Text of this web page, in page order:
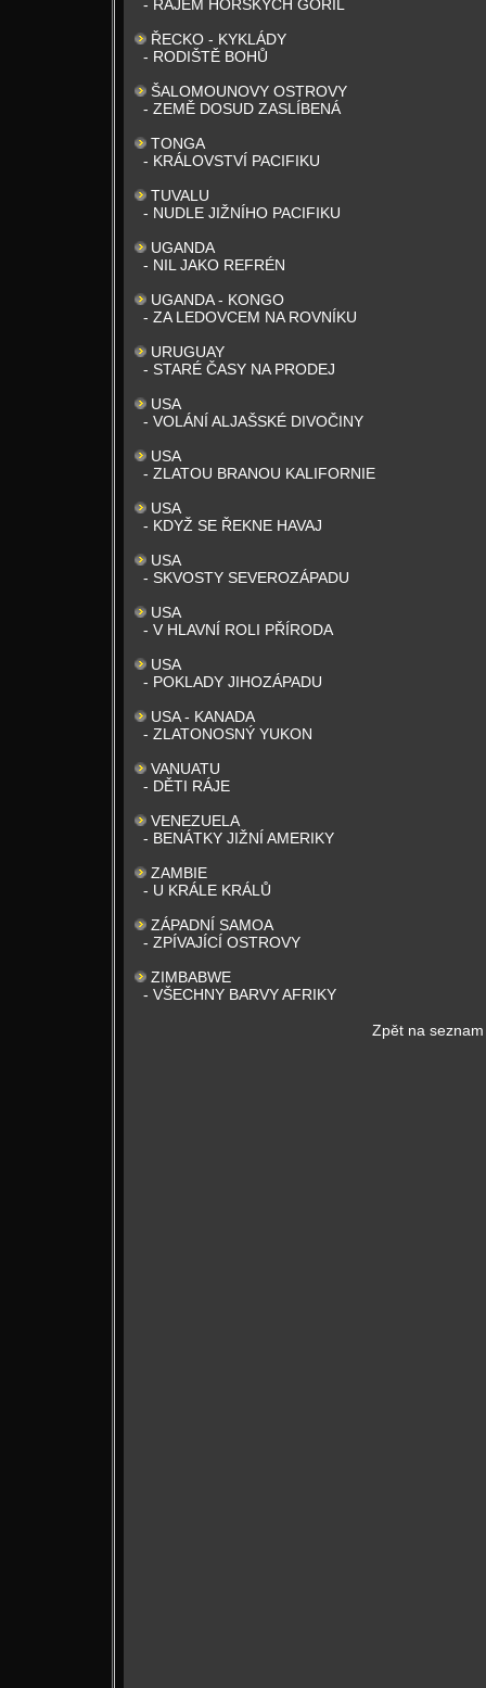
- RÁJEM HORSKÝCH GORIL
ŘECKO - KYKLÁDY
- RODIŠTĚ BOHŮ
ŠALOMOUNOVY OSTROVY
- ZEMĚ DOSUD ZASLÍBENÁ
TONGA
- KRÁLOVSTVÍ PACIFIKU
TUVALU
- NUDLE JIŽNÍHO PACIFIKU
UGANDA
- NIL JAKO REFRÉN
UGANDA - KONGO
- ZA LEDOVCEM NA ROVNÍKU
URUGUAY
- STARÉ ČASY NA PRODEJ
USA
- VOLÁNÍ ALJAŠSKÉ DIVOČINY
USA
- ZLATOU BRANOU KALIFORNIE
USA
- KDYŽ SE ŘEKNE HAVAJ
USA
- SKVOSTY SEVEROZÁPADU
USA
- V HLAVNÍ ROLI PŘÍRODA
USA
- POKLADY JIHOZÁPADU
USA - KANADA
- ZLATONOSNÝ YUKON
VANUATU
- DĚTI RÁJE
VENEZUELA
- BENÁTKY JIŽNÍ AMERIKY
ZAMBIE
- U KRÁLE KRÁLŮ
ZÁPADNÍ SAMOA
- ZPÍVAJÍCÍ OSTROVY
ZIMBABWE
- VŠECHNY BARVY AFRIKY
Zpět na seznam